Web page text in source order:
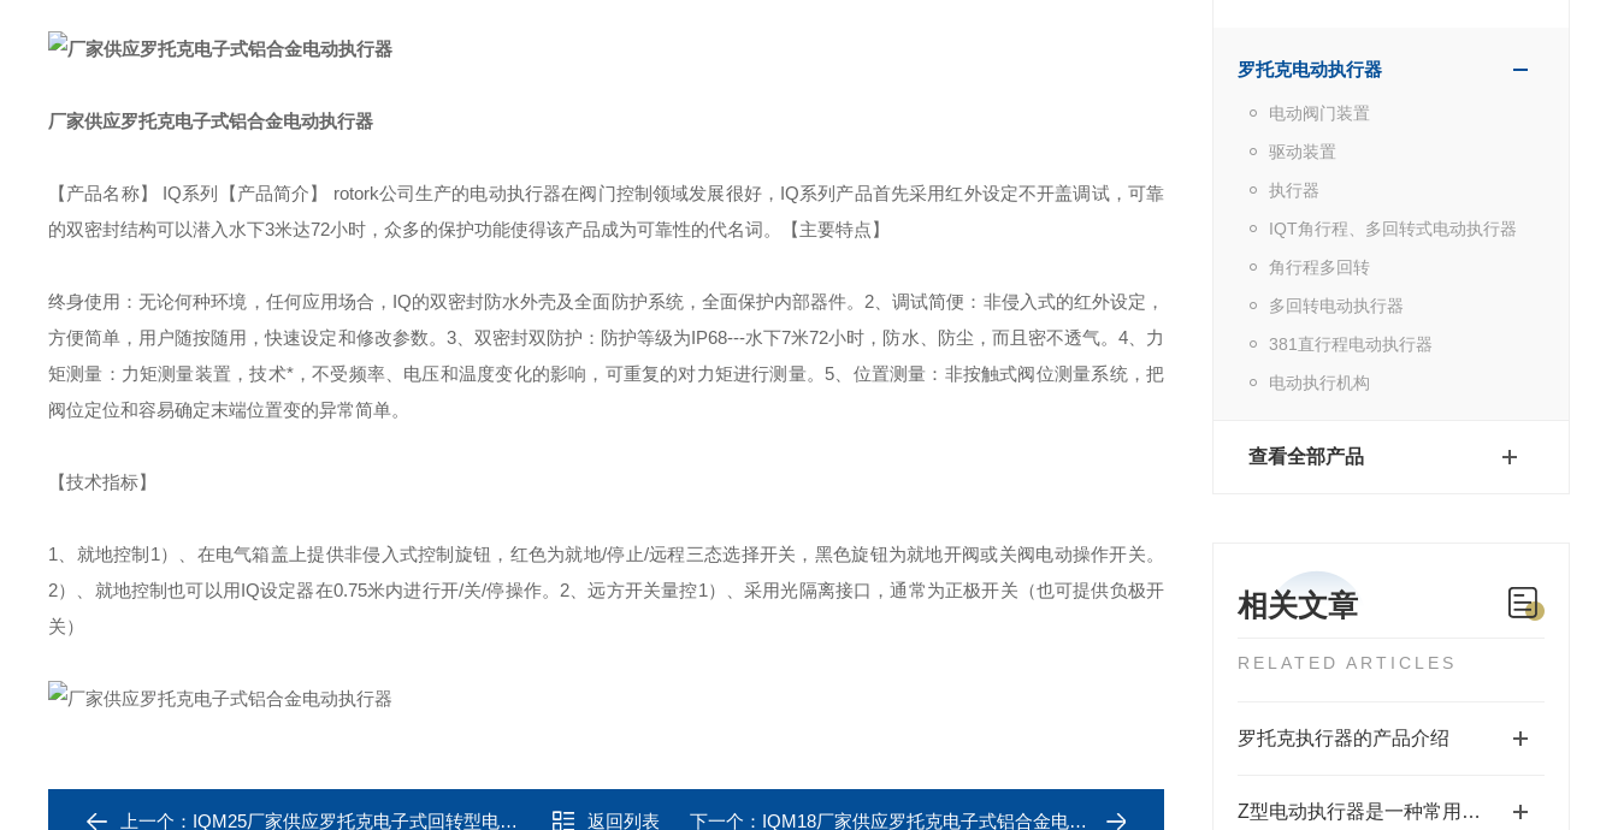
罗托克电动执行器
电动阀门装置
驱动装置
执行器
IQT角行程、多回转式电动执行器
角行程多回转
多回转电动执行器
381直行程电动执行器
电动执行机构
查看全部产品
相关文章
RELATED ARTICLES
罗托克执行器的产品介绍
Z型电动执行器是一种常用于自动化控制系统中的设备
厂家供应罗托克电子式铝合金电动执行器
【产品名称】 IQ系列 【产品简介】 rotork公司生产的电动执行器在阀门控制领域发展很好， IQ系列产品首先采用红外设定不开盖调试，可靠
的双密封结构可以潜入水下3米达72小时，众多的保护功能使得该产品成为可靠性的代名词。 【主要特点】
终身使用：无论何种环境，任何应用场合， IQ的双密封防水外壳及全面防护系统，全面保护内部器件。 2、调试简便：非侵入式的红外设定，
方便简单，用户随按随用，快速设定和修改参数。 3、双密封双防护：防护等级为IP68---水下7米72小时，防水、防尘，而且密不透气。 4、力
矩测量：力矩测量装置，技术*，不受频率、电压和温度变化的影响，可重复的对力矩进行测量。 5、位置测量：非按触式阀位测量系统，把
阀位定位和容易确定末端位置变的异常简单。
【技术指标】
1、就地控制 1）、在电气箱盖上提供非侵入式控制旋钮，红色为就地/停止/远程三态选择开关，黑色旋钮为就地开阀或关阀电动操作开关。
2）、就地控制也可以用IQ设定器在0.75米内进行开/关/停操作。 2、远方开关量控1）、采用光隔离接口，通常为正极开关（也可提供负极开
关）
上一个： IQM25厂家供应罗托克电子式回转型电动执行器 返回列表 下一个： IQM18厂家供应罗托克电子式铝合金电动执行器